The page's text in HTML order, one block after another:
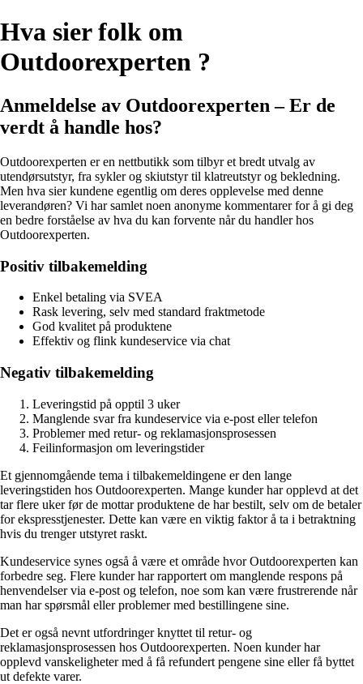
Hva sier folk om
Outdoorexperten ?
Anmeldelse av Outdoorexperten – Er de
verdt å handle hos?
Outdoorexperten er en nettbutikk som tilbyr et bredt utvalg av
utendørsutstyr, fra sykler og skiutstyr til klatreutstyr og bekledning.
Men hva sier kundene egentlig om deres opplevelse med denne
leverandøren? Vi har samlet noen anonyme kommentarer for å gi deg
en bedre forståelse av hva du kan forvente når du handler hos
Outdoorexperten.
Positiv tilbakemelding
Enkel betaling via SVEA
Rask levering, selv med standard fraktmetode
God kvalitet på produktene
Effektiv og flink kundeservice via chat
Negativ tilbakemelding
Leveringstid på opptil 3 uker
Manglende svar fra kundeservice via e-post eller telefon
Problemer med retur- og reklamasjonsprosessen
Feilinformasjon om leveringstider
Et gjennomgående tema i tilbakemeldingene er den lange
leveringstiden hos Outdoorexperten. Mange kunder har opplevd at det
tar flere uker før de mottar produktene de har bestilt, selv om de betaler
for ekspresstjenester. Dette kan være en viktig faktor å ta i betraktning
hvis du trenger utstyret raskt.
Kundeservice synes også å være et område hvor Outdoorexperten kan
forbedre seg. Flere kunder har rapportert om manglende respons på
henvendelser via e-post og telefon, noe som kan være frustrerende når
man har spørsmål eller problemer med bestillingene sine.
Det er også nevnt utfordringer knyttet til retur- og
reklamasjonsprosessen hos Outdoorexperten. Noen kunder har
opplevd vanskeligheter med å få refundert pengene sine eller få byttet
ut defekte varer.